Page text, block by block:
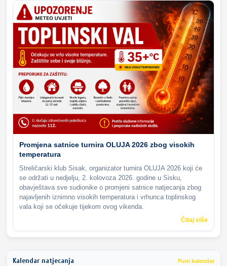
Promjena satnice turnira OLUJA 2026 zbog visokih
temperatura
Streličarski klub Sisak, organizator turnira OLUJA 2026 koji će
se održati u nedjelju, 2. kolovoza 2026. godine u Sisku,
obavještava sve sudionike o promjeni satnice natjecanja zbog
najavljenih iznimno visokih temperatura i vrhunca toplinskog
vala koji se očekuje tijekom ovog vikenda.
Čitaj više
Kalendar natjecanja Puni kalendar